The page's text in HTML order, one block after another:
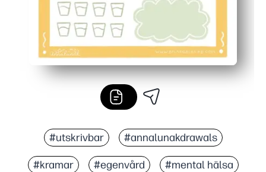
#utskrivbar #annalunakdrawals
#kramar #egenvård #mental hälsa